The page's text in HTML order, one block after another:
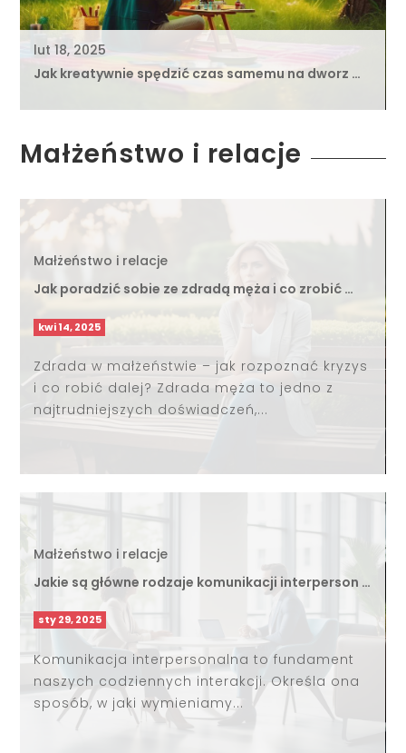
lut 18, 2025
Jak kreatywnie spędzić czas samemu na dworz …
Małżeństwo i relacje
Małżeństwo i relacje
Jak poradzić sobie ze zdradą męża i co zrobić …
kwi 14, 2025
Zdrada w małżeństwie – jak rozpoznać kryzys
i co robić dalej? Zdrada męża to jedno z
najtrudniejszych doświadczeń,...
Małżeństwo i relacje
Jakie są główne rodzaje komunikacji interperson …
sty 29, 2025
Komunikacja interpersonalna to fundament
naszych codziennych interakcji. Określa ona
sposób, w jaki wymieniamy...